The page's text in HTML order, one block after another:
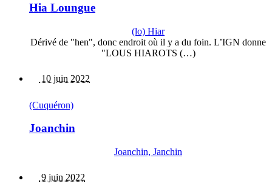
Hia Loungue
(lo) Hiar
Dérivé de "hen", donc endroit où il y a du foin. L’IGN donne
"LOUS HIAROTS (…)
10 juin 2022
(Cuquéron)
Joanchin
Joanchin, Janchin
9 juin 2022